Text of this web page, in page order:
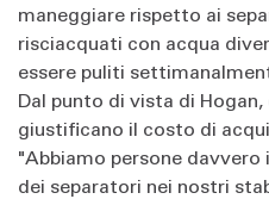
maneggiare rispetto ai
risciacquati con acqua
essere puliti
Dal punto di vista di
giustificano il costo di
"Abbiamo persone davvero
dei separatori nei nostri